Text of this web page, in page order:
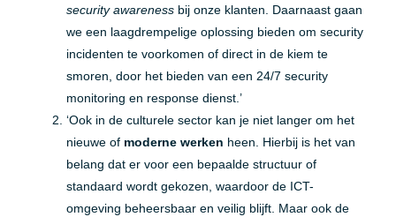
security awareness bij onze klanten. Daarnaast gaan
we een laagdrempelige oplossing bieden om security
incidenten te voorkomen of direct in de kiem te
smoren, door het bieden van een 24/7 security
monitoring en response dienst.’
‘Ook in de culturele sector kan je niet langer om het
nieuwe of moderne werken heen. Hierbij is het van
belang dat er voor een bepaalde structuur of
standaard wordt gekozen, waardoor de ICT-
omgeving beheersbaar en veilig blijft. Maar ook de